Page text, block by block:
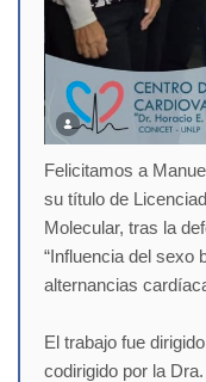
Felicitamos a
su título de
Molecular, tras la
“Influencia del sexo
alternancias
El trabajo fue
codirigido por la